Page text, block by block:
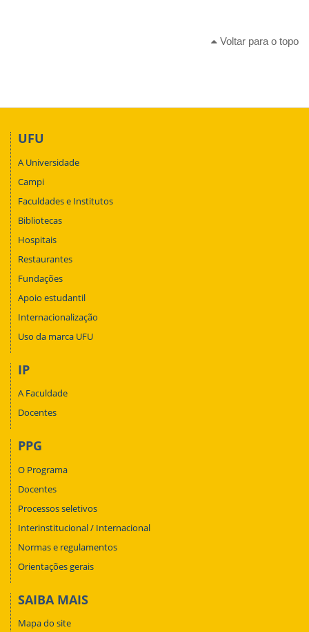
Voltar para o topo
UFU
A Universidade
Campi
Faculdades e Institutos
Bibliotecas
Hospitais
Restaurantes
Fundações
Apoio estudantil
Internacionalização
Uso da marca UFU
IP
A Faculdade
Docentes
PPG
O Programa
Docentes
Processos seletivos
Interinstitucional / Internacional
Normas e regulamentos
Orientações gerais
SAIBA MAIS
Mapa do site